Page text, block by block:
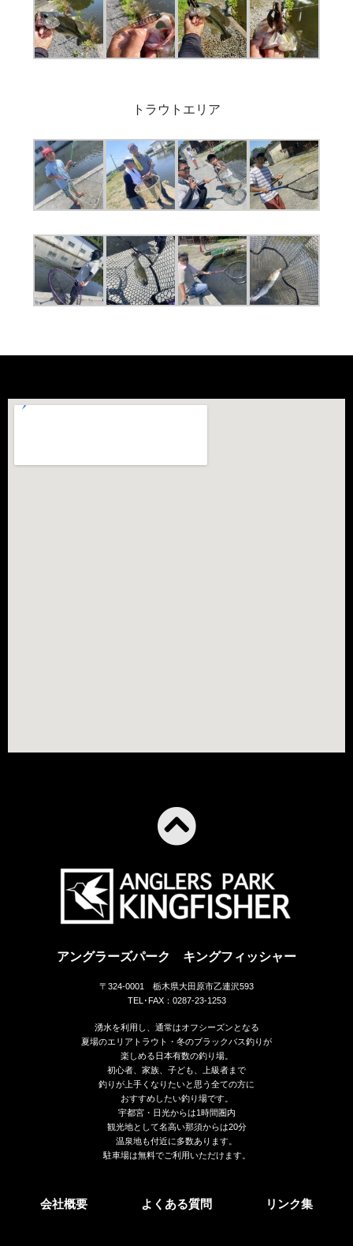
トラウトエリア
アングラーズパーク キングフィッシャー
〒324-0001 栃木県大田原市乙連沢593
TEL･FAX：0287-23-1253
湧水を利用し、通常はオフシーズンとなる
夏場のエリアトラウト・冬のブラックバス釣りが
楽しめる日本有数の釣り場。
初心者、家族、子ども、上級者まで
釣りが上手くなりたいと思う全ての方に
おすすめしたい釣り場です。
宇都宮・日光からは1時間圏内
観光地として名高い那須からは20分
温泉地も付近に多数あります。
駐車場は無料でご利用いただけます。
会社概要 よくある質問 リンク集